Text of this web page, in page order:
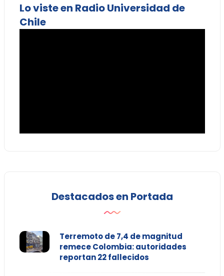
Lo viste en Radio Universidad de
Chile
Destacados en Portada
Terremoto de 7,4 de magnitud
remece Colombia: autoridades
reportan 22 fallecidos